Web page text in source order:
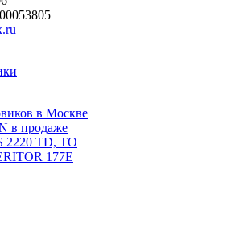
в Москве
в продаже
TD, TO
177Е